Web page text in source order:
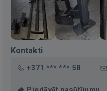
Kontakti
+371 *** *** 58